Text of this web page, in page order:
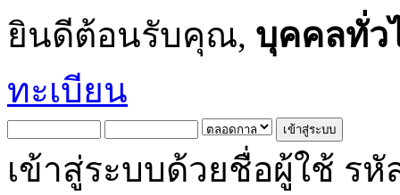
ยินดีต้อนรับคุณ, บุคคลทั่ว
ทะเบียน
เข้าสู่ระบบด้วยชื่อผู้ใช้ รหั